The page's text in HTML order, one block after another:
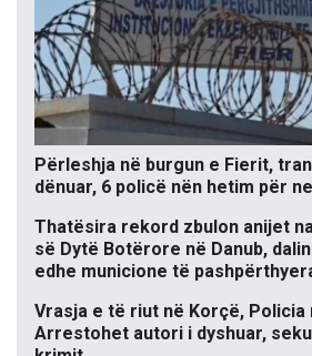
Përleshja në burgun e Fierit,
dënuar, 6 policë nën hetim për
Thatësira rekord zbulon anijet
së Dytë Botërore në Danub,
edhe municione të
Vrasja e të riut në Korçë,
Arrestohet autori i dyshuar,